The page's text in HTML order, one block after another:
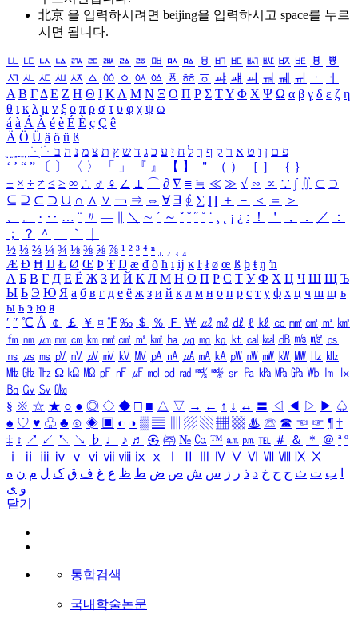
北京 을 입력하시려면 beijing을 입력하시고 space를 누르
시면 됩니다.
ㅥ ㅦ ㅧ ㅨ ㅩ ㅪ ㅫ ㅬ ㅭ ㅮ ㅯ ㅰ ㅱ ㅲ ㅳ ㅴ ㅵ ㅶ ㅷ ㅸ
ㅹ
ㅺ ㅻ ㅼ ㅽ ㅾ ㅿ ㆀ ㆁ ㆂ ㆃ ㆄ ㆅ ㆆ ㆇ ㆈ ㆉ ㆊ ㆋ ㆌ ㆍ
ㆎ
Α Β ΓΔ Ε Ζ Η Θ Ι ΚΛ Μ Ν Ξ Ο Π Ρ Σ ΤΥ Φ Χ Ψ Ω α β γ δ ε ζ η
θ ι κ λ μ ν ξ ο π ρ σ τ υ φ χ ψ ω
á à Á À é è É È ç Ç ê
Ä Ö Ü ä ö ü ß
ִֶֹ ֻּ ׁׂ פ ם ן ו ט א ר ק ף ך ל ח י ע כ ג ד ש ץ ת צ מ נ ה ב
‘ ’ “ ” 〔 〕 〈 〉 「 」 『 』 【 】 ＂ （ ） ［ ］ ｛ ｝
± × ÷ ≠ ≤ ≥ ∞ ∴ ♂ ♀ ∠ ⊥ ⌒ ∂ ∇ ≡ ≒ ≪ ≫ √ ∽ ∝ ∵ ∫ ∬ ∈ ∋
⊆ ⊇ ⊂ ⊃ ∪ ∩ ∧ ∨ ￢ ⇒ ⇔ ∀ ∃ ∮ ∑ ∏ ＋ － ＜ ＝
＞
、
。 · ‥ … ¨ 〃 ― ＼ ∼ ´ ～ ˇ ˘ ˝ ˚ ˙ ¸ ¡ ¿ ː ！ ＇ ， ． ／
：
；
？ ＾ ｀
½ ⅓ ⅔ ¼ ¾ ⅛ ⅜ ⅝ ⅞ ¹ ² ³ ⁴ ⁿ ₁ ₂ ₃ ₄
Æ Ð Ħ Ĳ Ł Ø Œ Þ Ŧ Ŋ æ đ ð ħ ı ĳ ĸ ŀ ł ø œ ß þ ŧ ŋ ŉ
А Б В Г Д Е Ё Ж З И Й К Л М Н О П Р С Т У Ф Х Ц Ч Ш Щ Ъ
Ы Ь Э Ю Я а б в г д е ё ж з и й к л м н о п р с т у ф х ц ч ш щ ъ
ы ь э ю я
′ ″ ℃ Å ￠ ￡ ￥ ¤ ℉ ‰ ＄ ％ Ｆ ￦ ㎕ ㎖ ㎗ ℓ ㎘ ㏄ ㎣ ㎤ ㎥ ㎦
㎙ ㎚ ㎛ ㎜ ㎝ ㎞ ㎟ ㎠ ㎡ ㎢ ㏊ ㎍ ㎎ ㎏ ㏏ ㎈ ㎉ ㏈ ㎧ ㎨ ㎰
㎱ ㎲ ㎳ ㎴ ㎵ ㎶ ㎷ ㎸ ㎹ ㎀ ㎁ ㎂ ㎃ ㎄ ㎺ ㎻ ㎽ ㎾ ㎿ ㎐ ㎑
㎒ ㎓ ㎔ Ω ㏀ ㏁ ㎊ ㎋ ㎌ ㏖ ㏅ ㎭ ㎮ ㎯ ㏛ ㎩ ㎪ ㎫ ㎬ ㏝ ㏐
㏓
㏃ ㏉ ㏜ ㏆
§ ※ ☆ ★ ○ ● ◎ ◇ ◆ □ ■ △ ▽ → ← ↑ ↓ ↔ 〓 ◁ ◀ ▷ ▶ ♤
♠ ♡ ♥ ♧ ♣ ⊙ ◈ ▣ ◐ ◑ ▒ ▤ ▨ ▧ ▦ ▩ ♨ ☏ ☎ ☜ ☞ ¶ †
‡ ↕ ↗ ↙ ↖ ↘ ♭ ♩ ♪ ♬ ㉿ ㈜ № ㏇ ™ ㏂ ㏘ ℡ ＃ ＆ ＊ ＠ ª º
ⅰ
ⅱ ⅲ ⅳ ⅴ ⅵ ⅶ ⅷ ⅸ ⅹ Ⅳ Ⅴ Ⅵ Ⅶ Ⅷ Ⅸ Ⅹ
ب ت ث ج ح خ د ذ ر ز س ش ص ض ط ظ ع غ ف ق ک ل م ن ه
و ی
닫기
통합검색
국내학술논문